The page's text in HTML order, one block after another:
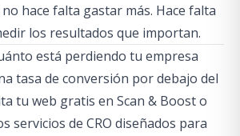
hace falta gastar más. Hace falta
los resultados que importan.
está perdiendo tu empresa
tasa de conversión por debajo del
tu web gratis en Scan & Boosto
servicios de CRO diseñados para